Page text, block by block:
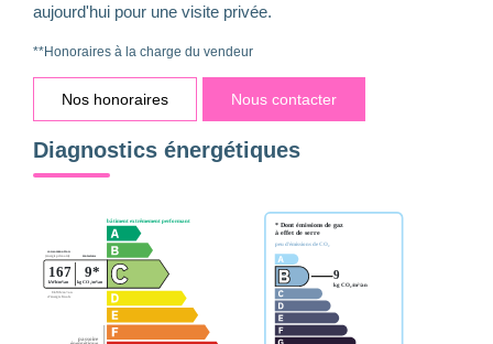
aujourd'hui pour une visite privée.
**Honoraires à la charge du vendeur
Nos honoraires Nous contacter
Diagnostics énergétiques